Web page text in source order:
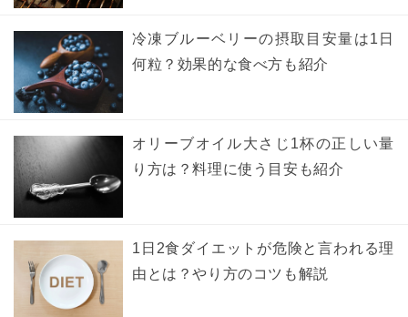
冷凍ブルーベリーの摂取目安量は1日
何粒？効果的な食べ方も紹介
オリーブオイル大さじ1杯の正しい量
り方は？料理に使う目安も紹介
1日2食ダイエットが危険と言われる理
由とは？やり方のコツも解説